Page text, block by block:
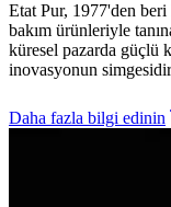
Etat Pur, 1977'den
bakım ürünleriyle
küresel pazarda güçlü
inovasyonun
Daha fazla bilgi edinin